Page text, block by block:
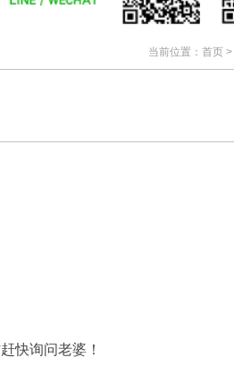
当前位置： 首页>
快询问老婆！